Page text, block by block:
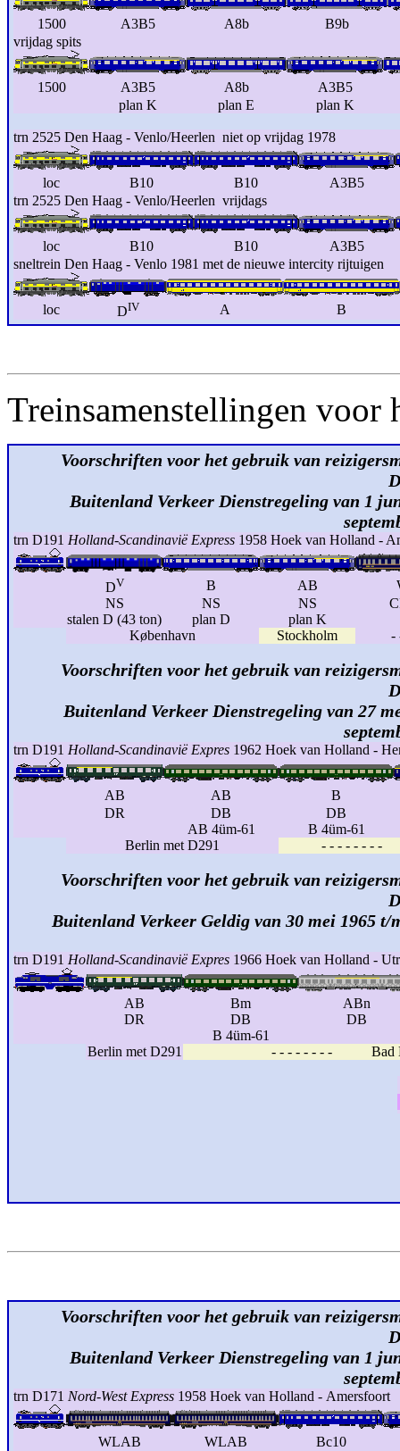
1500 A3B5 A8b
B9b
vrijdag spits
1500 A3B5 A8b
A3B5
plan K
plan E plan K
trn 2525 Den Haag - Venlo/Heerlen niet op vrijdag 1978
loc B10 B10
A3B5
trn 2525 Den Haag - Venlo/Heerlen vrijdags
loc B10 B10
A3B5
sneltrein Den Haag - Venlo 1981 met de nieuwe intercity rijtuigen
loc DIV A B
Treinsamenstellingen voor
Voorschriften voor het gebruik van
Buitenland Verkeer Dienstregeling van 1
trn D191 Holland-Scandinavië Express 1958 Hoek van Holland -
DV B AB
NS
NS NS
stalen D (43 ton)
plan D
plan K
København
Stockholm -
Voorschriften voor het gebruik van
Buitenland Verkeer Dienstregeling van 27
trn D191 Holland-Scandinavië Expres 1962 Hoek van Holland -
AB AB
B
DR
DB
DB
AB 4üm-61
B 4üm-61
Berlin met D291
- - - - - - - -
Voorschriften voor het gebruik van
Buitenland Verkeer Geldig van 30 mei 1965 t/
trn D191 Holland-Scandinavië Expres 1966 Hoek van Holland -
AB Bm
ABn
DR
DB
DB
B 4üm-61
Berlin met D291
- - - - - - - - Bad
Voorschriften voor het gebruik van
Buitenland Verkeer Dienstregeling van 1
trn D171 Nord-West Express 1958 Hoek van Holland - Amersfoort
WLAB WLAB
Bc10